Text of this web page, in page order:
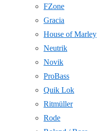
FZone
Gracia
House of Marley
Neutrik
Novik
ProBass
Quik Lok
Ritmüller
Rode